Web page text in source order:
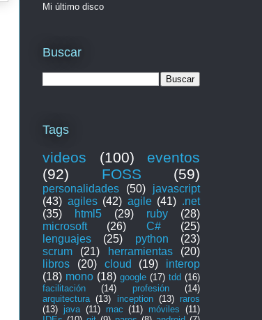
Mi último disco
Buscar
Tags
videos (100)
eventos
(92)
FOSS (59)
personalidades (50)
javascript
(43) agiles (42) agile (41) .net
(35)
html5 (29) ruby
(28)
microsoft
(26) C#
(25)
lenguajes
(25) python
(23)
scrum
(21) herramientas
(20)
libros
(20) cloud (19)
interop
(18) mono (18) google (17) tdd (16)
facilitación
(14) profesión
(14)
arquitectura (13) inception (13)
raros
(13) java (11) mac (11) móviles
(11)